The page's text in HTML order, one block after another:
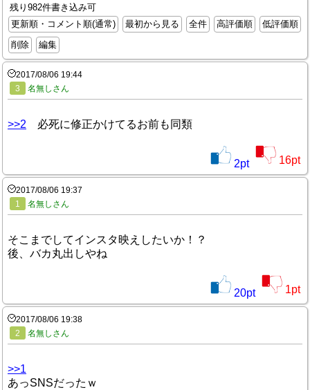
残り982件書き込み可
更新順・コメント順(通常)
最初から見る 全件 高評価順
低評価順
削除
編集
2017/08/06 19:44
3
名無しさん
>>2 必死に修正かけてるお前も同類
2pt 16pt
2017/08/06 19:37
1
名無しさん
そこまでしてインスタ映えしたいか！？
後、バカ丸出しやね
20pt 1pt
2017/08/06 19:38
2
名無しさん
>>1
あっSNSだったｗ